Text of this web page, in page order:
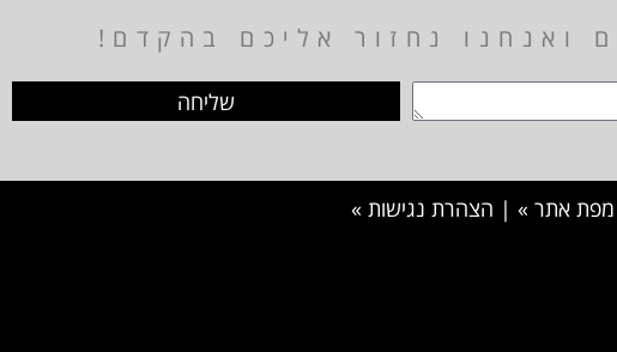
ואנחנו נחזור אליכם בהקדם!
שליחה
מפת אתר » | הצהרת נגישות »